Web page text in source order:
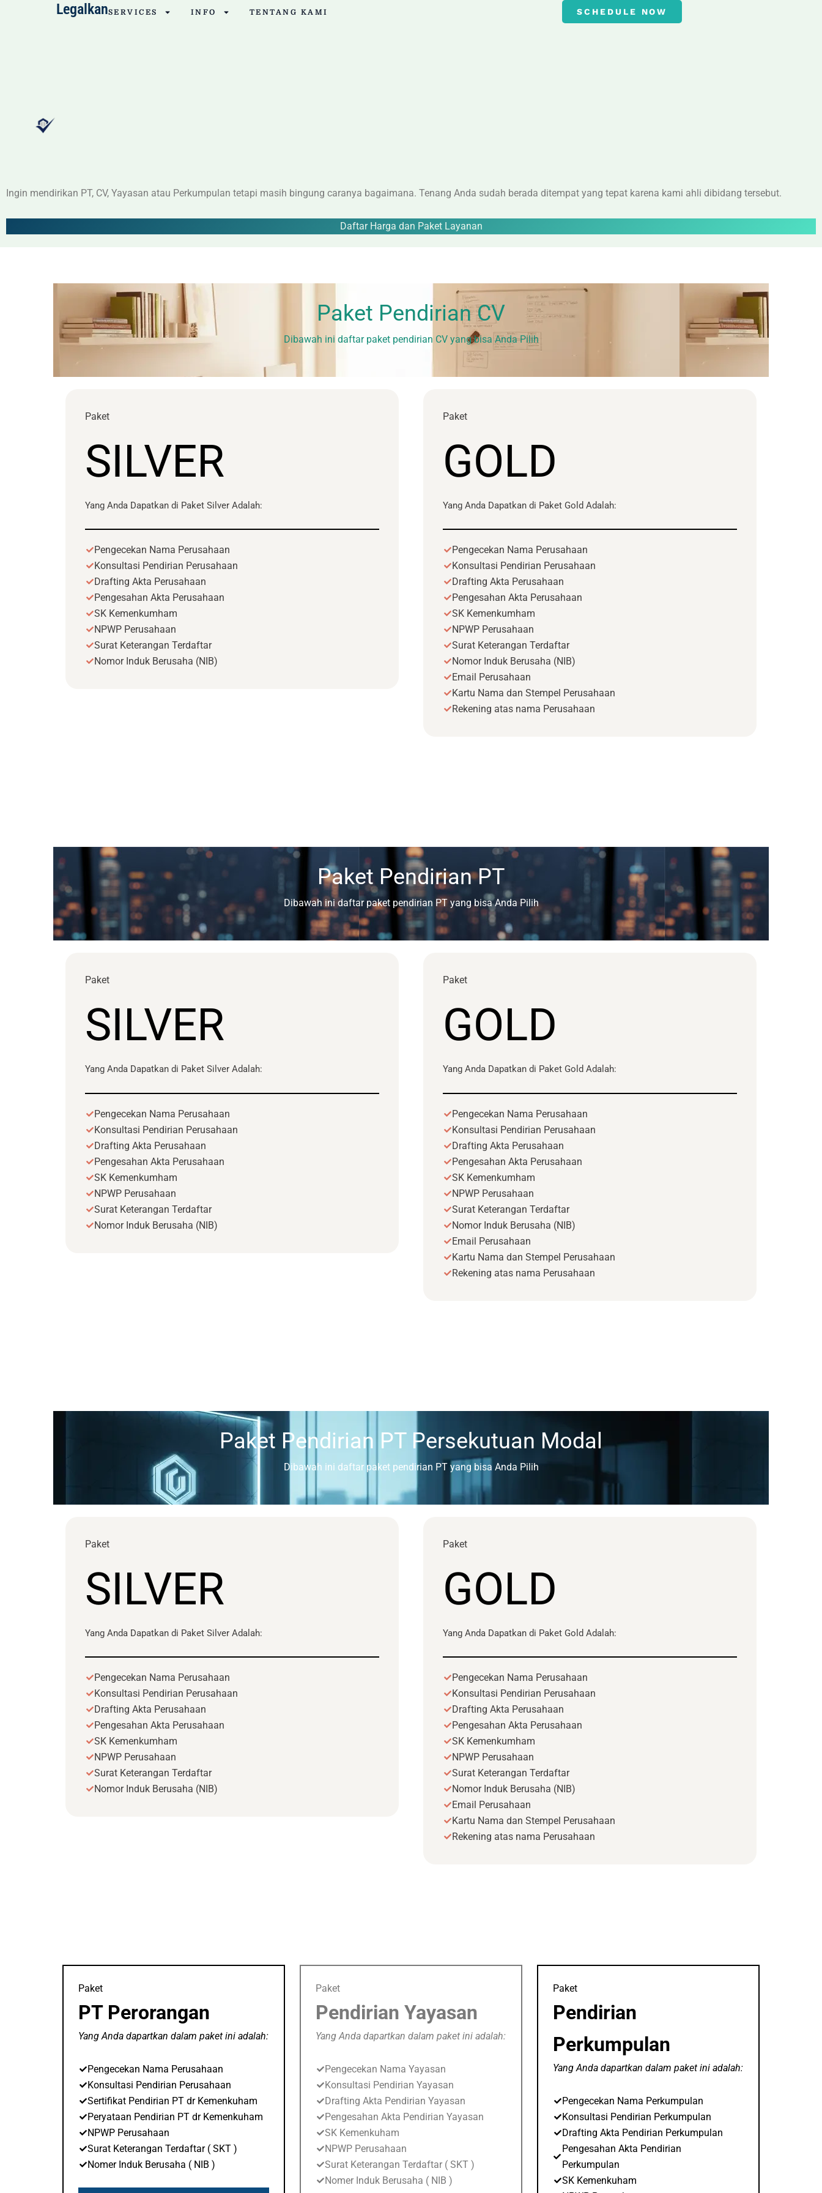
LegalkanSERVICES INFO TENTANG KAMI SCHEDULE NOW
Ingin mendirikan PT, CV, Yayasan atau Perkumpulan tetapi masih bingung caranya bagaimana. Tenang Anda sudah berada ditempat yang tepat karena kami ahli dibidang tersebut.
Daftar Harga dan Paket Layanan
Paket Pendirian CV
Dibawah ini daftar paket pendirian CV yang bisa Anda Pilih
Paket
SILVER
Yang Anda Dapatkan di Paket Silver Adalah:
Pengecekan Nama Perusahaan
Konsultasi Pendirian Perusahaan
Drafting Akta Perusahaan
Pengesahan Akta Perusahaan
SK Kemenkumham
NPWP Perusahaan
Surat Keterangan Terdaftar
Nomor Induk Berusaha (NIB)
Paket
GOLD
Yang Anda Dapatkan di Paket Gold Adalah:
Pengecekan Nama Perusahaan
Konsultasi Pendirian Perusahaan
Drafting Akta Perusahaan
Pengesahan Akta Perusahaan
SK Kemenkumham
NPWP Perusahaan
Surat Keterangan Terdaftar
Nomor Induk Berusaha (NIB)
Email Perusahaan
Kartu Nama dan Stempel Perusahaan
Rekening atas nama Perusahaan
Paket Pendirian PT
Dibawah ini daftar paket pendirian PT yang bisa Anda Pilih
Paket
SILVER
Yang Anda Dapatkan di Paket Silver Adalah:
Pengecekan Nama Perusahaan
Konsultasi Pendirian Perusahaan
Drafting Akta Perusahaan
Pengesahan Akta Perusahaan
SK Kemenkumham
NPWP Perusahaan
Surat Keterangan Terdaftar
Nomor Induk Berusaha (NIB)
Paket
GOLD
Yang Anda Dapatkan di Paket Gold Adalah:
Pengecekan Nama Perusahaan
Konsultasi Pendirian Perusahaan
Drafting Akta Perusahaan
Pengesahan Akta Perusahaan
SK Kemenkumham
NPWP Perusahaan
Surat Keterangan Terdaftar
Nomor Induk Berusaha (NIB)
Email Perusahaan
Kartu Nama dan Stempel Perusahaan
Rekening atas nama Perusahaan
Paket Pendirian PT Persekutuan Modal
Dibawah ini daftar paket pendirian PT yang bisa Anda Pilih
Paket
SILVER
Yang Anda Dapatkan di Paket Silver Adalah:
Pengecekan Nama Perusahaan
Konsultasi Pendirian Perusahaan
Drafting Akta Perusahaan
Pengesahan Akta Perusahaan
SK Kemenkumham
NPWP Perusahaan
Surat Keterangan Terdaftar
Nomor Induk Berusaha (NIB)
Paket
GOLD
Yang Anda Dapatkan di Paket Gold Adalah:
Pengecekan Nama Perusahaan
Konsultasi Pendirian Perusahaan
Drafting Akta Perusahaan
Pengesahan Akta Perusahaan
SK Kemenkumham
NPWP Perusahaan
Surat Keterangan Terdaftar
Nomor Induk Berusaha (NIB)
Email Perusahaan
Kartu Nama dan Stempel Perusahaan
Rekening atas nama Perusahaan
Paket
PT Perorangan
Yang Anda dapartkan dalam paket ini adalah:
Pengecekan Nama Perusahaan
Konsultasi Pendirian Perusahaan
Sertifikat Pendirian PT dr Kemenkuham
Peryataan Pendirian PT dr Kemenkuham
NPWP Perusahaan
Surat Keterangan Terdaftar ( SKT )
Nomer Induk Berusaha ( NIB )
Paket
Pendirian Yayasan
Yang Anda dapartkan dalam paket ini adalah:
Pengecekan Nama Yayasan
Konsultasi Pendirian Yayasan
Drafting Akta Pendirian Yayasan
Pengesahan Akta Pendirian Yayasan
SK Kemenkuham
NPWP Perusahaan
Surat Keterangan Terdaftar ( SKT )
Nomer Induk Berusaha ( NIB )
Paket
Pendirian
Perkumpulan
Yang Anda dapartkan dalam paket ini adalah:
Pengecekan Nama Perkumpulan
Konsultasi Pendirian Perkumpulan
Drafting Akta Pendirian Perkumpulan
Pengesahan Akta Pendirian
Perkumpulan
SK Kemenkuham